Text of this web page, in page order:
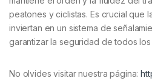
peatones y ciclistas. Es crucial que
inviertan en un sistema de
garantizar la seguridad de todos
No olvides visitar nuestra página: